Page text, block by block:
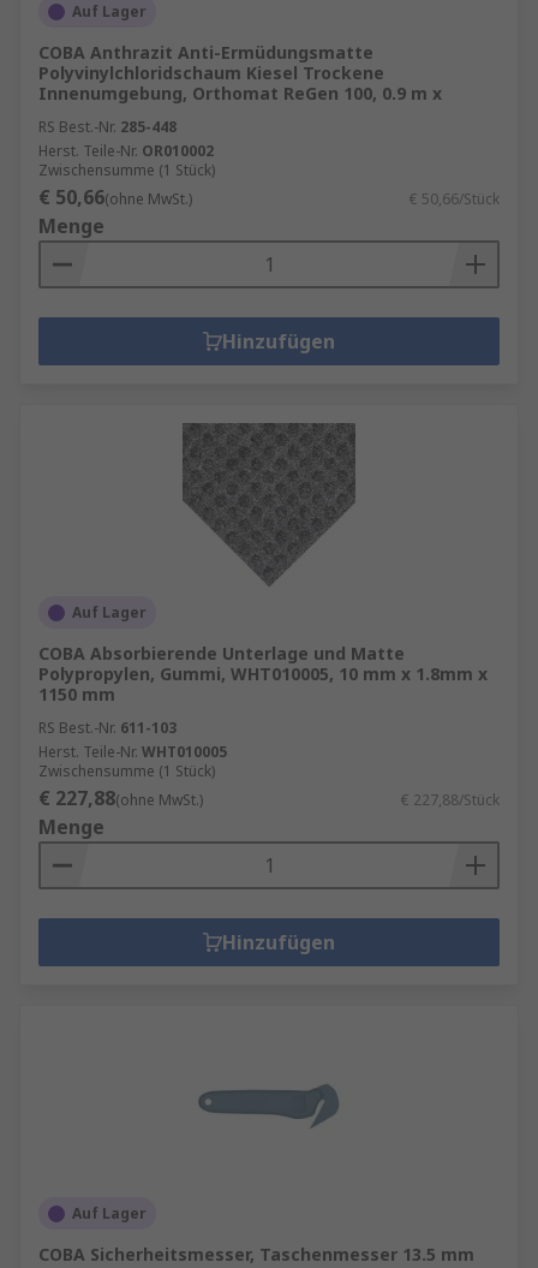
Auf Lager
COBA Anthrazit Anti-Ermüdungsmatte
Polyvinylchloridschaum Kiesel Trockene
Innenumgebung, Orthomat ReGen 100, 0.9 m x
RS Best.-Nr. 285-448
Herst. Teile-Nr. OR010002
Zwischensumme (1 Stück)
€ 50,66(ohne MwSt.) € 50,66/Stück
Menge
Hinzufügen
Auf Lager
COBA Absorbierende Unterlage und Matte
Polypropylen, Gummi, WHT010005, 10 mm x 1.8mm x
1150 mm
RS Best.-Nr. 611-103
Herst. Teile-Nr. WHT010005
Zwischensumme (1 Stück)
€ 227,88(ohne MwSt.) € 227,88/Stück
Menge
Hinzufügen
Auf Lager
COBA Sicherheitsmesser, Taschenmesser 13.5 mm